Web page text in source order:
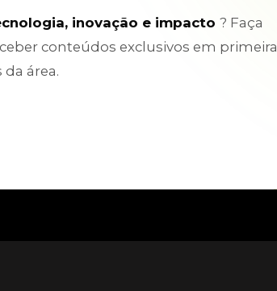
inovação e impacto ? Faça
conteúdos exclusivos em primeira
área.